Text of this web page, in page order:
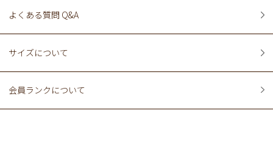
よくある質問 Q&A
サイズについて
会員ランクについて